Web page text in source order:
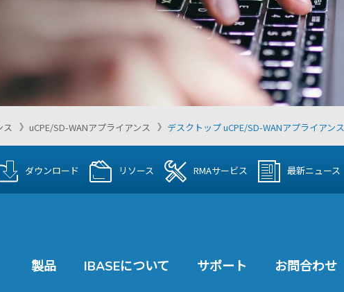
ス uCPE/SD-WANアプライアンス デスクトップ uCPE/SD-WANアプライアンス
ダウンロード リソース RMAサービス 最新ニュース
製品 IBASEについて サポート お問合わせ